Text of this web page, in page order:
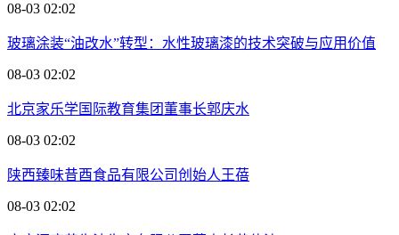
08-03 02:02
玻璃涂装“油改水”转型：水性玻璃漆的技术突破与应用价值
08-03 02:02
北京家乐学国际教育集团董事长郭庆水
08-03 02:02
陕西臻味昔酉食品有限公司创始人王蓓
08-03 02:02